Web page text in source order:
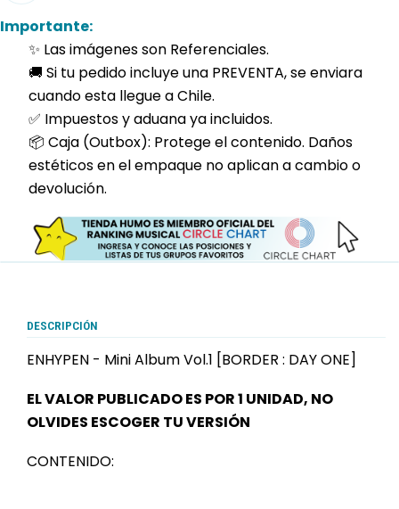
Importante:
✨ Las imágenes son Referenciales.
🚚 Si tu pedido incluye una PREVENTA, se enviara
cuando esta llegue a Chile.
✅ Impuestos y aduana ya incluidos.
📦 Caja (Outbox): Protege el contenido. Daños
estéticos en el empaque no aplican a cambio o
devolución.
DESCRIPCIÓN
ENHYPEN - Mini Album Vol.1 [BORDER : DAY ONE]
EL VALOR PUBLICADO ES POR 1 UNIDAD, NO
OLVIDES ESCOGER TU VERSIÓN
CONTENIDO: